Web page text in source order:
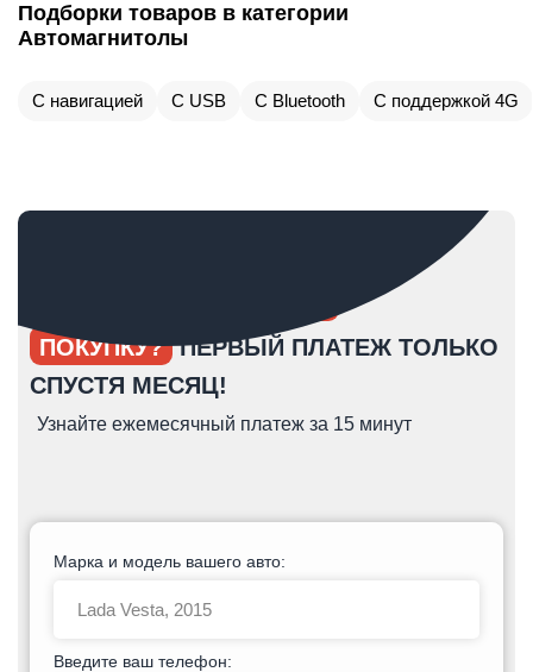
Подборки товаров в категории
Автомагнитолы
С навигацией С USB С Bluetooth С поддержкой 4G
ПОКУПКУ? ПЕРВЫЙ ПЛАТЕЖ ТОЛЬКО
СПУСТЯ МЕСЯЦ!
Узнайте ежемесячный платеж за 15 минут
Марка и модель вашего авто:
Введите ваш телефон: